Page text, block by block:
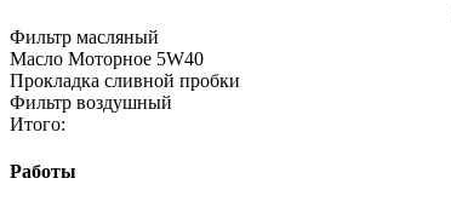
Фильтр масляный
Масло Моторное 5W40
Прокладка сливной пробки
Фильтр воздушный
Итого:
Работы